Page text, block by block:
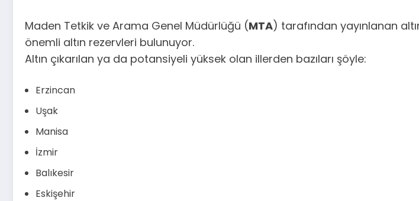
Maden Tetkik ve Arama Genel Müdürlüğü (MTA) tarafından yayınlanan
önemli altın rezervleri bulunuyor.
Altın çıkarılan ya da potansiyeli yüksek olan illerden bazıları şöyle:
Erzincan
Uşak
Manisa
İzmir
Balıkesir
Eskişehir